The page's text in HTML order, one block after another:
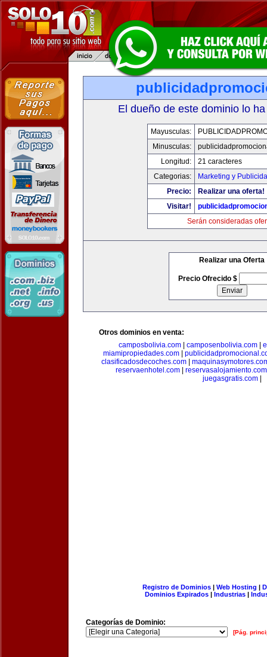
El dueño de este dominio lo
Mayusculas:
Minusculas:
Longitud:
21 caracteres
Categorias:
Marketing y
Precio:
Realizar una oferta!
Visitar!
Serán consideradas
Realizar una Oferta
Precio Ofrecido $
Otros dominios en venta:
camposbolivia.com| camposenbolivia.com|
miamipropiedades.com
clasificadosdecoches.com
reservaenhotel.com| reservasalojamiento.com
juegasgratis.com|
Registro de Dominios| Web Hosting |
Dominios Expirados | Industrias |
Categorías de Dominio:
[Pág.